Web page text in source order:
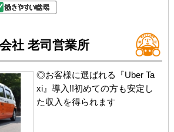
社 老司営業所
◎お客様に選ばれる『Uber Ta
xi』導入!!初めての方も安定し
た収入を得られます